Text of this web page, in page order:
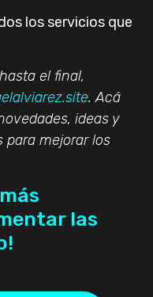
los servicios que
el final,
. Acá
ideas y
para mejorar los
las